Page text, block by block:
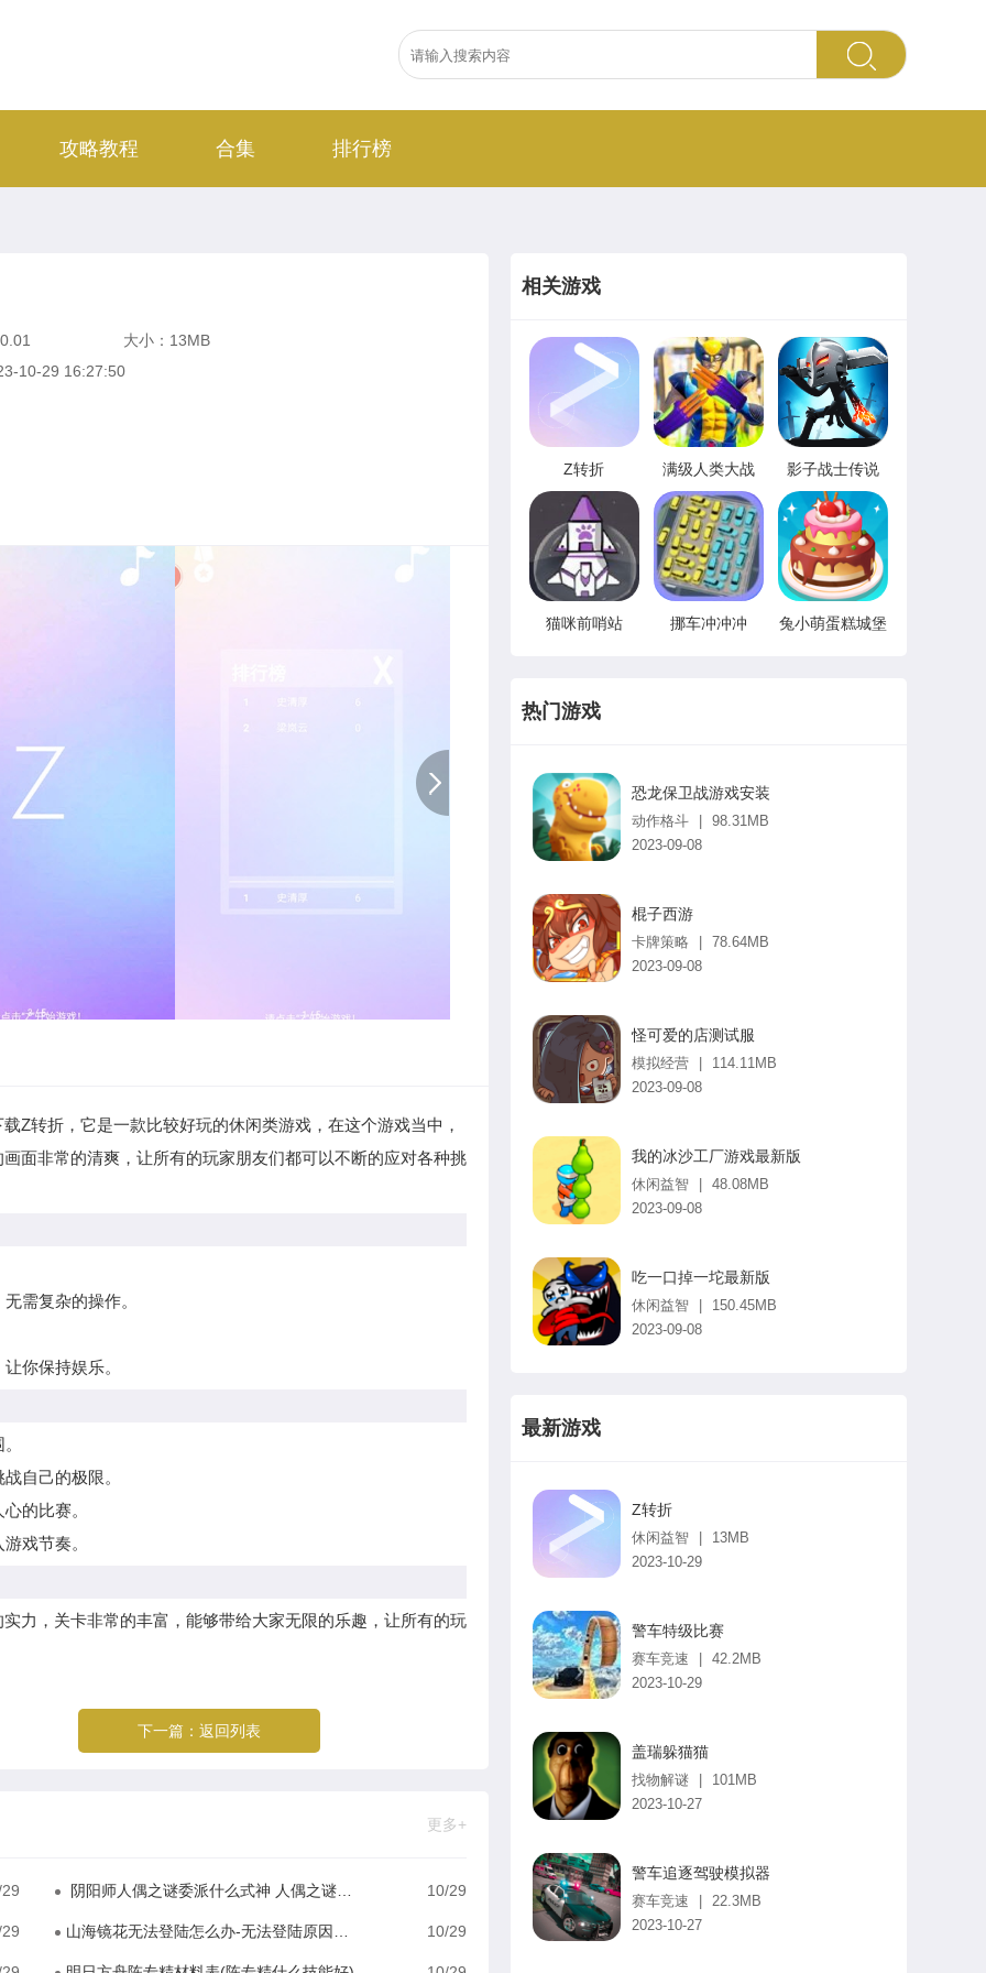
攻略教程 合集 排行榜
大小：13MB
10-29 16:27:50
Z转折，它是一款比较好玩的休闲类游戏，在这个游戏当中，
面非常的清爽，让所有的玩家朋友们都可以不断的应对各种挑
需复杂的操作。
你保持娱乐。
自己的极限。
的比赛。
戏节奏。
力，关卡非常的丰富，能够带给大家无限的乐趣，让所有的玩
下一篇： 返回列表
更多+
阴阳师人偶之谜委派什么式神 人偶之谜委派式神介绍 10/29
山海镜花无法登陆怎么办-无法登陆原因及解决方式 10/29
相关游戏
Z转折 满级人类大战 影子战士传说
猫咪前哨站 挪车冲冲冲 兔小萌蛋糕城堡
热门游戏
恐龙保卫战游戏安装
动作格斗
98.31MB
2023-09-08
棍子西游
卡牌策略
78.64MB
2023-09-08
怪可爱的店测试服
模拟经营
114.11MB
2023-09-08
我的冰沙工厂游戏最新版
休闲益智
48.08MB
2023-09-08
吃一口掉一坨最新版
休闲益智
150.45MB
2023-09-08
最新游戏
Z转折
休闲益智
13MB
2023-10-29
警车特级比赛
赛车竞速
42.2MB
2023-10-29
盖瑞躲猫猫
找物解谜
101MB
2023-10-27
警车追逐驾驶模拟器
赛车竞速
22.3MB
2023-10-27